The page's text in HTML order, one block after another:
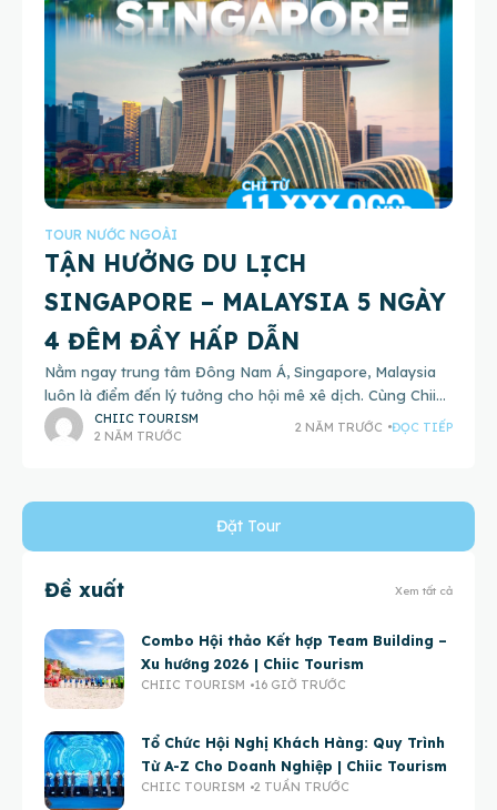
TOUR NƯỚC NGOÀI
TẬN HƯỞNG DU LỊCH
SINGAPORE – MALAYSIA 5 NGÀY
4 ĐÊM ĐẦY HẤP DẪN
Nằm ngay trung tâm Đông Nam Á, Singapore, Malaysia
luôn là điểm đến lý tưởng cho hội mê xê dịch. Cùng Chiic
Tourism bỏ túi tour du lịch Singapore -
CHIIC TOURISM
2 NĂM TRƯỚC
2 NĂM TRƯỚC ĐỌC TIẾP
Đặt Tour
Đề xuất Xem tất cả
Combo Hội thảo Kết hợp Team Building –
Xu hướng 2026 | Chiic Tourism
CHIIC TOURISM 16 GIỜ TRƯỚC
Tổ Chức Hội Nghị Khách Hàng: Quy Trình
Từ A-Z Cho Doanh Nghiệp | Chiic Tourism
CHIIC TOURISM 2 TUẦN TRƯỚC